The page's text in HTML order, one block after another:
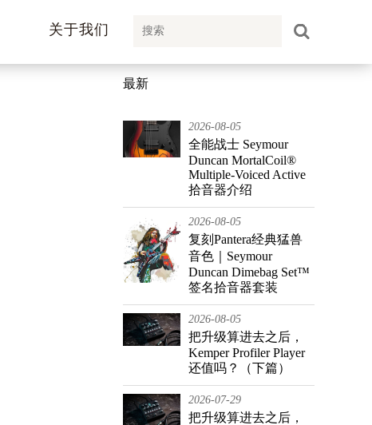
关于我们
最新
2026-08-05
全能战士 Seymour
Duncan MortalCoil®
Multiple-Voiced Active
拾音器介绍
2026-08-05
复刻Pantera经典猛兽
音色｜Seymour
Duncan Dimebag Set™
签名拾音器套装
2026-08-05
把升级算进去之后，
Kemper Profiler Player
还值吗？（下篇）
2026-07-29
把升级算进去之后，